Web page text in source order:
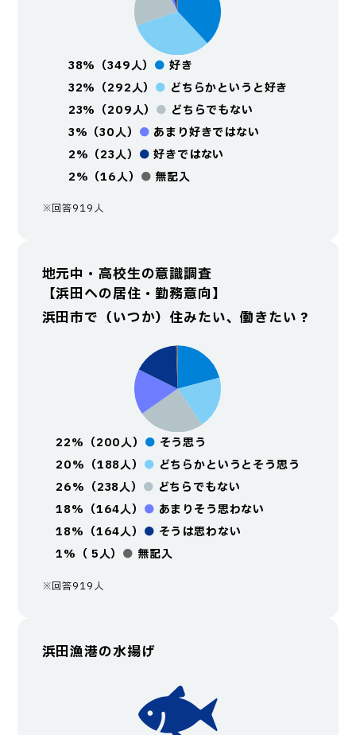
38%（349人） ● 好き
32%（292人） ● どちらかというと好き
23%（209人） ● どちらでもない
3%（30人） ● あまり好きではない
2%（23人） ● 好きではない
2%（16人） ● 無記入
※回答919人
地元中・高校生の意識調査
【浜田への居住・勤務意向】
浜田市で（いつか）住みたい、働きたい？
22%（200人） ● そう思う
20%（188人） ● どちらかというとそう思う
26%（238人） ● どちらでもない
18%（164人） ● あまりそう思わない
18%（164人） ● そうは思わない
1%（ 5人） ● 無記入
※回答919人
浜田漁港の水揚げ